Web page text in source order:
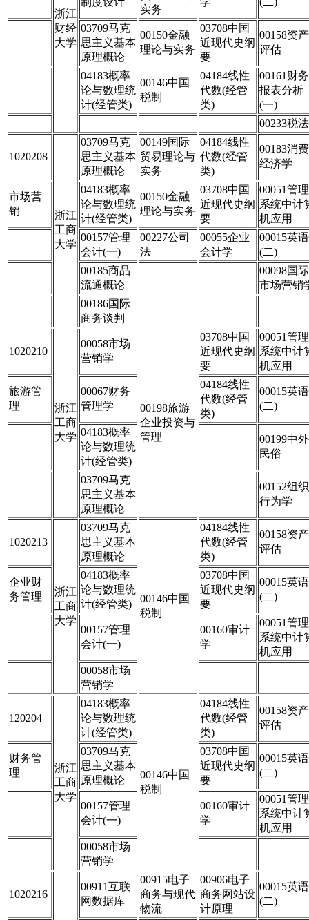
浙江
财经
大学
实务
03709马克
思主义基本
原理概论
00150金融
理论与实务
03708中国
近现代史纲
要
00158资产
评估
04183概率
论与数理统
计(经管类)
00146中国
税制
04184线性
代数(经管
类)
00161财务
报表分析
(一)
00233税法
1020208
浙江
工商
大学
03709马克
思主义基本
原理概论
00149国际
贸易理论与
实务
04184线性
代数(经管
类)
00183消费
经济学
市场营
销
04183概率
论与数理统
计(经管类)
00150金融
理论与实务
03708中国
近现代史纲
要
00051管理
系统中计
机应用
00157管理
会计(一)
00227公司
法
00055企业
会计学
00015英语
(二)
00185商品
流通概论
00098国际
市场营销
00186国际
商务谈判
1020210
浙江
工商
大学
00058市场
营销学
00198旅游
企业投资与
管理
03708中国
近现代史纲
要
00051管理
系统中计
机应用
旅游管
理
00067财务
管理学
04184线性
代数(经管
类)
00015英语
(二)
04183概率
论与数理统
计(经管类)
00199中外
民俗
03709马克
思主义基本
原理概论
00152组织
行为学
1020213
浙江
工商
大学
03709马克
思主义基本
原理概论
00146中国
税制
04184线性
代数(经管
类)
00158资产
评估
企业财
务管理
04183概率
论与数理统
计(经管类)
03708中国
近现代史纲
要
00015英语
(二)
00157管理
会计(一)
00160审计
学
00051管理
系统中计
机应用
00058市场
营销学
120204
浙江
工商
大学
04183概率
论与数理统
计(经管类)
00146中国
税制
04184线性
代数(经管
类)
00158资产
评估
财务管
理
03709马克
思主义基本
原理概论
03708中国
近现代史纲
要
00015英语
(二)
00157管理
会计(一)
00160审计
学
00051管理
系统中计
机应用
00058市场
营销学
1020216
00911互联
网数据库
00915电子
商务与现代
物流
00906电子
商务网站设
计原理
00015英语
(二)